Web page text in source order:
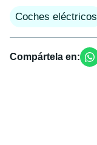
Coches eléctricos
Compártela en: